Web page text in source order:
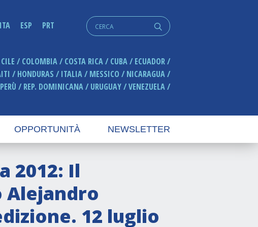
ITA ESP PRT q
Cerca:
CILE COLOMBIA COSTA RICA CUBA
ECUADOR
HONDURAS ITALIA MESSICO
NICARAGUA
PERÙ REP. DOMINICANA URUGUAY VENEZUELA
OPPORTUNITÀ NEWSLETTER
2012: Il
12 luglio